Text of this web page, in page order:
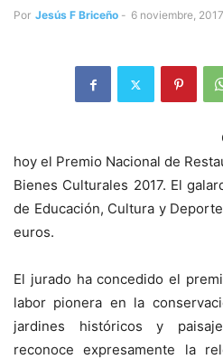
Por Jesús F Briceño - 6 noviembre, 2017
hoy el Premio Nacional de
Bienes Culturales 2017. El
de Educación, Cultura y
euros.
El jurado ha concedido el
labor pionera en la
jardines históricos y
reconoce expresamente la